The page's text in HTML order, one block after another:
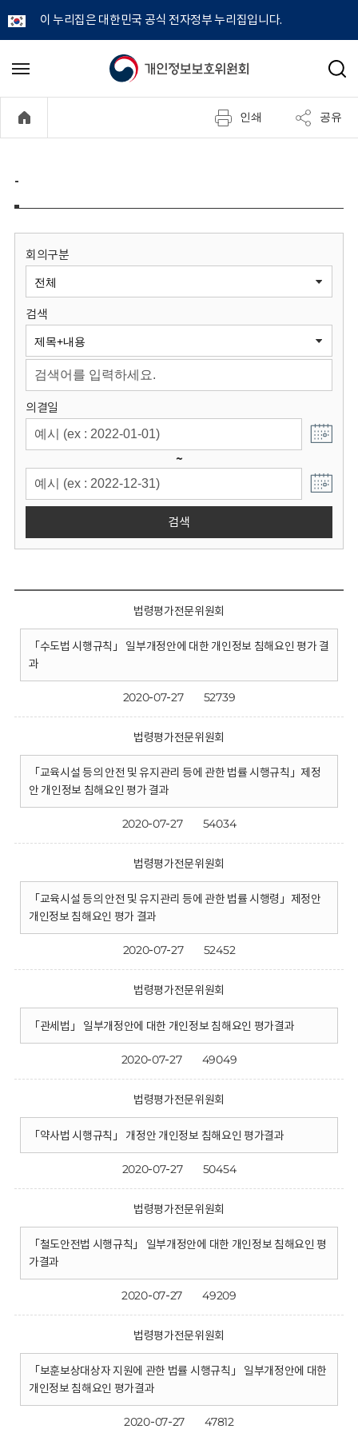
이 누리집은 대한민국 공식 전자정부 누리집입니다.
개
정
보
원
회
메
기
검
인쇄 공유
-
회의구분
검색
의결일
~
검색
법령평가전문위원회
「수도법 시행규칙」 일부개정안에 대한 개인정보 침해요인 평가 결
과
2020-07-27 52739
법령평가전문위원회
「교육시설 등의 안전 및 유지관리 등에 관한 법률 시행규칙」제정
안 개인정보 침해요인 평가 결과
2020-07-27 54034
법령평가전문위원회
「교육시설 등의 안전 및 유지관리 등에 관한 법률 시행령」제정안
개인정보 침해요인 평가 결과
2020-07-27 52452
법령평가전문위원회
「관세법」 일부개정안에 대한 개인정보 침해요인 평가결과
2020-07-27 49049
법령평가전문위원회
「약사법 시행규칙」 개정안 개인정보 침해요인 평가결과
2020-07-27 50454
법령평가전문위원회
「철도안전법 시행규칙」 일부개정안에 대한 개인정보 침해요인 평
가결과
2020-07-27 49209
법령평가전문위원회
「보훈보상대상자 지원에 관한 법률 시행규칙」 일부개정안에 대한
개인정보 침해요인 평가결과
2020-07-27 47812